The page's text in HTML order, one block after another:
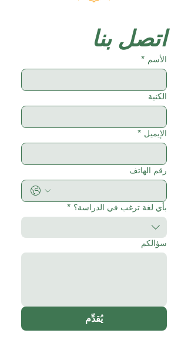
اتصل بنا
الأسم *
الكنية
الإيميل *
رقم الهاتف
بأي لغة ترغب في الدراسة؟ *
سؤالكم
يُقدِّم